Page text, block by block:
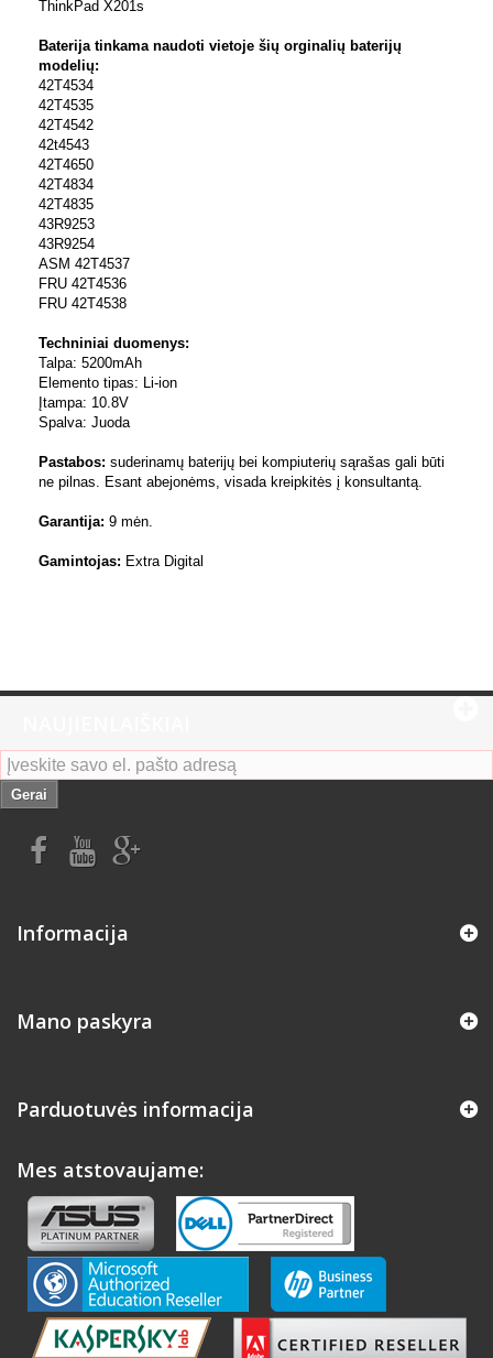
ThinkPad X201s
Baterija tinkama naudoti vietoje šių orginalių baterijų
modelių:
42T4534
42T4535
42T4542
42t4543
42T4650
42T4834
42T4835
43R9253
43R9254
ASM 42T4537
FRU 42T4536
FRU 42T4538
Techniniai duomenys:
Talpa: 5200mAh
Elemento tipas: Li-ion
Įtampa: 10.8V
Spalva: Juoda
Pastabos: suderinamų baterijų bei kompiuterių sąrašas gali būti
ne pilnas. Esant abejonėms, visada kreipkitės į konsultantą.
Garantija: 9 mėn.
Gamintojas: Extra Digital
Gerai
Informacija
Mano paskyra
Parduotuvės informacija
Mes atstovaujame: